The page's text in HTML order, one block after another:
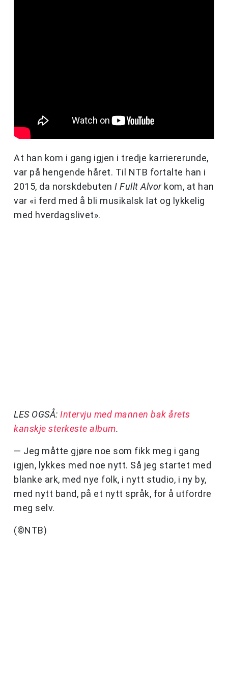
At han kom i gang igjen i tredje karriererunde,
var på hengende håret. Til NTB fortalte han i
2015, da norskdebuten I Fullt Alvorkom, at han
var «i ferd med å bli musikalsk lat og lykkelig
med hverdagslivet».
LES OGSÅ: Intervju med mannen bak årets
kanskje sterkeste album.
— Jeg måtte gjøre noe som fikk meg i gang
igjen, lykkes med noe nytt. Så jeg startet med
blanke ark, med nye folk, i nytt studio, i ny by,
med nytt band, på et nytt språk, for å utfordre
meg selv.
(©NTB)